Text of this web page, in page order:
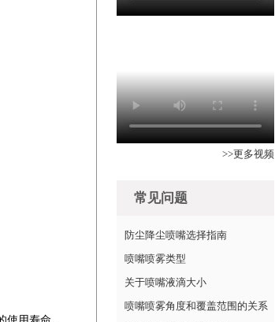
>>更多视频
常见问题
防尘降尘喷嘴选择指南
喷嘴喷雾类型
关于喷嘴液滴大小
喷嘴喷雾角度和覆盖范围的关系